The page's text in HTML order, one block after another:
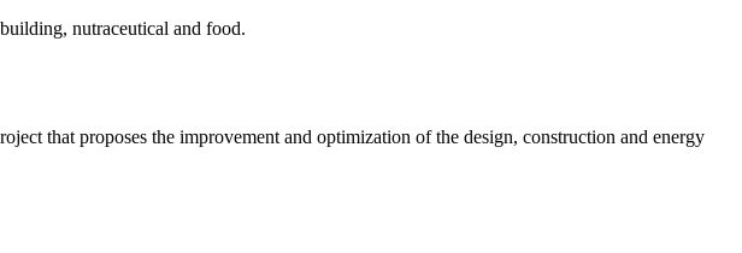
nutraceutical and food.
that proposes the improvement and optimization of the design, construction and energy